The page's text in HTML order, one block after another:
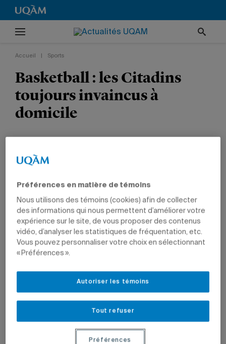
Accueil Sports
Basketball : les Citadins
toujours invaincus à
domicile
7 décembre 2009 à 17 h 12
Mis à jour le 5 octobre 2010 à 17 h 10
victoires et un seul revers, ce qui leur permet d’occuper
Préférences en matière de témoins
Nous utilisons des témoins (cookies) afin de collecter
des informations qui nous permettent d’améliorer votre
expérience sur le site, de vous proposer des contenus
vidéo, d’analyser les statistiques de fréquentation, etc.
Vous pouvez personnaliser votre choix en sélectionnant
« Préférences ».
Tout refuser
Autoriser les témoins
Préférences